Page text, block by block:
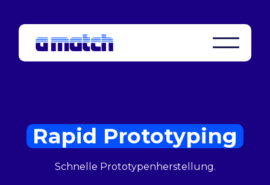
Rapid Prototyping
Schnelle Prototypenherstellung.